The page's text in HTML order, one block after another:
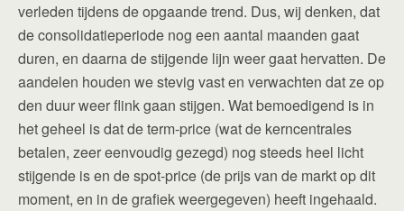
verleden tijdens de opgaande trend. Dus, wij denken, dat
de consolidatieperiode nog een aantal maanden gaat
duren, en daarna de stijgende lijn weer gaat hervatten. De
aandelen houden we stevig vast en verwachten dat ze op
den duur weer flink gaan stijgen. Wat bemoedigend is in
het geheel is dat de term-price (wat de kerncentrales
betalen, zeer eenvoudig gezegd) nog steeds heel licht
stijgende is en de spot-price (de prijs van de markt op dit
moment, en in de grafiek weergegeven) heeft ingehaald.